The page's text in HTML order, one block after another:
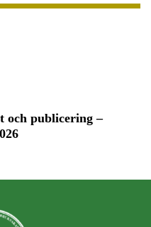
och publicering –